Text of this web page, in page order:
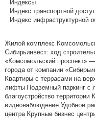
Индексы
Индекс транспортной
Индекс инфраструктурной
Жилой комплекс
Сибирьинвест: ход
«Комсомольский проспект»
города от компании
Квартиры с террасами на
лифты Подземный паркинг с
благоустройство территории
видеонаблюдение Удобное
центра Крупные бизнес